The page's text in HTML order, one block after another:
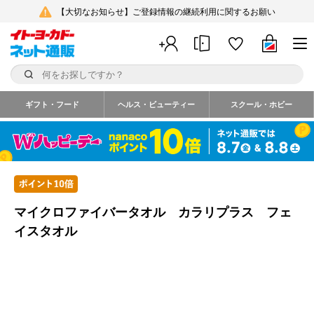
【大切なお知らせ】ご登録情報の継続利用に関するお願い
ギフト・フード ヘルス・ビューティー スクール・ホビー
マイクロファイバータオル カラリプラス フェ
イスタオル